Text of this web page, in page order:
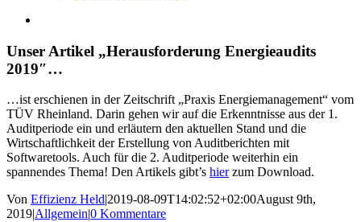
Bild
Unser Artikel „Herausforderung Energieaudits
2019″…
…ist erschienen in der Zeitschrift „Praxis Energiemanagement“ vom
TÜV Rheinland. Darin gehen wir auf die Erkenntnisse aus der 1.
Auditperiode ein und erläutern den aktuellen Stand und die
Wirtschaftlichkeit der Erstellung von Auditberichten mit
Softwaretools. Auch für die 2. Auditperiode weiterhin ein
spannendes Thema! Den Artikels gibt’s hierzum Download.
Von Effizienz Held|2019-08-09T14:02:52+02:00August 9th,
2019|Allgemein|0 Kommentare